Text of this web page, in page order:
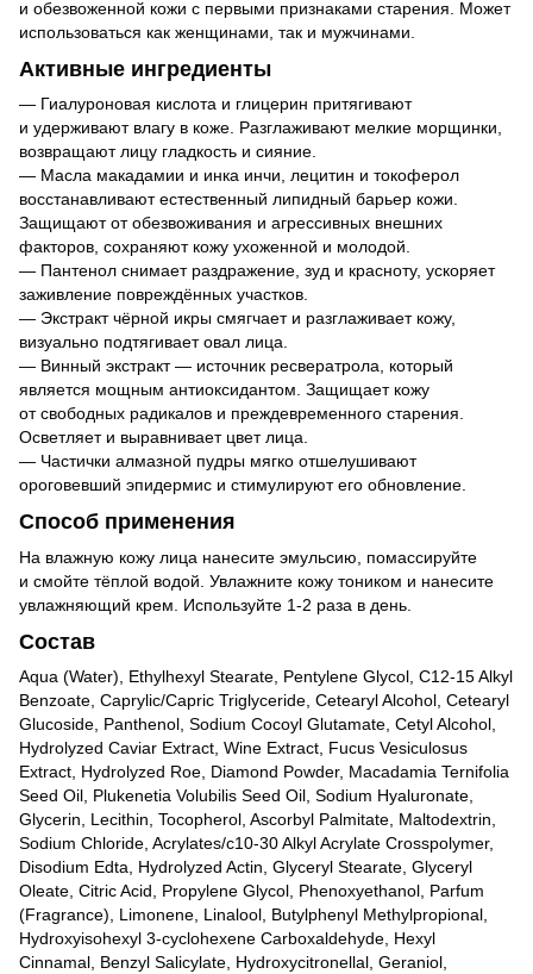
и обезвоженной кожи с первыми признаками старения. Может
использоваться как женщинами, так и мужчинами.
Активные ингредиенты
— Гиалуроновая кислота и глицерин притягивают
и удерживают влагу в коже. Разглаживают мелкие морщинки,
возвращают лицу гладкость и сияние.
— Масла макадамии и инка инчи, лецитин и токоферол
восстанавливают естественный липидный барьер кожи.
Защищают от обезвоживания и агрессивных внешних
факторов, сохраняют кожу ухоженной и молодой.
— Пантенол снимает раздражение, зуд и красноту, ускоряет
заживление повреждённых участков.
— Экстракт чёрной икры смягчает и разглаживает кожу,
визуально подтягивает овал лица.
— Винный экстракт — источник ресвератрола, который
является мощным антиоксидантом. Защищает кожу
от свободных радикалов и преждевременного старения.
Осветляет и выравнивает цвет лица.
— Частички алмазной пудры мягко отшелушивают
ороговевший эпидермис и стимулируют его обновление.
Способ применения
На влажную кожу лица нанесите эмульсию, помассируйте
и смойте тёплой водой. Увлажните кожу тоником и нанесите
увлажняющий крем. Используйте 1-2 раза в день.
Состав
Aqua (Water), Ethylhexyl Stearate, Pentylene Glycol, C12-15 Alkyl
Benzoate, Caprylic/Capric Triglyceride, Cetearyl Alcohol, Cetearyl
Glucoside, Panthenol, Sodium Cocoyl Glutamate, Cetyl Alcohol,
Hydrolyzed Caviar Extract, Wine Extract, Fucus Vesiculosus
Extract, Hydrolyzed Roe, Diamond Powder, Macadamia Ternifolia
Seed Oil, Plukenetia Volubilis Seed Oil, Sodium Hyaluronate,
Glycerin, Lecithin, Tocopherol, Ascorbyl Palmitate, Maltodextrin,
Sodium Chloride, Acrylates/c10-30 Alkyl Acrylate Crosspolymer,
Disodium Edta, Hydrolyzed Actin, Glyceryl Stearate, Glyceryl
Oleate, Citric Acid, Propylene Glycol, Phenoxyethanol, Parfum
(Fragrance), Limonene, Linalool, Butylphenyl Methylpropional,
Hydroxyisohexyl 3-cyclohexene Carboxaldehyde, Hexyl
Cinnamal, Benzyl Salicylate, Hydroxycitronellal, Geraniol,